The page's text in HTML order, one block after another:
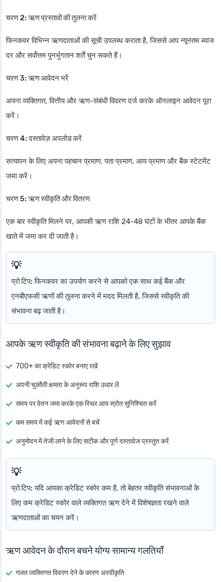
चरण 2: ऋण प्रस्तावों की तुलना करें
फिनकवर विभिन्न ऋणदाताओं की सूची उपलब्ध कराता है, जिससे आप न्यूनतम ब्याज
दर और सर्वोत्तम पुनर्भुगतान शर्तें चुन सकते हैं।
चरण 3: ऋण आवेदन भरें
अपना व्यक्तिगत, वित्तीय और ऋण-संबंधी विवरण दर्ज करके ऑनलाइन आवेदन पूरा
करें।
चरण 4: दस्तावेज़ अपलोड करें
सत्यापन के लिए अपना पहचान प्रमाण, पता प्रमाण, आय प्रमाण और बैंक स्टेटमेंट
जमा करें।
चरण 5: ऋण स्वीकृति और वितरण
एक बार स्वीकृति मिलने पर, आपकी ऋण राशि 24-48 घंटों के भीतर आपके बैंक
खाते में जमा कर दी जाती है।
प्रो टिप: फिनकवर का उपयोग करने से आपको एक साथ कई बैंक और
एनबीएफसी ऋणों की तुलना करने में मदद मिलती है, जिससे स्वीकृति की
संभावना बढ़ जाती है।
आपके ऋण स्वीकृति की संभावना बढ़ाने के लिए सुझाव
700+ का क्रेडिट स्कोर बनाए रखें
अपनी चुकौती क्षमता के अनुरूप राशि उधार लें
समय पर वेतन जमा करके एक स्थिर आय स्रोत सुनिश्चित करें
कम समय में कई ऋण आवेदनों से बचें
अनुमोदन में तेजी लाने के लिए सटीक और पूर्ण दस्तावेज प्रस्तुत करें
प्रो टिप: यदि आपका क्रेडिट स्कोर कम है, तो बेहतर स्वीकृति संभावनाओं के
लिए कम क्रेडिट स्कोर वाले व्यक्तिगत ऋण देने में विशेषज्ञता रखने वाले
ऋणदाताओं का चयन करें।
ऋण आवेदन के दौरान बचने योग्य सामान्य गलतियाँ
गलत व्यक्तिगत विवरण देने के कारण अस्वीकृति